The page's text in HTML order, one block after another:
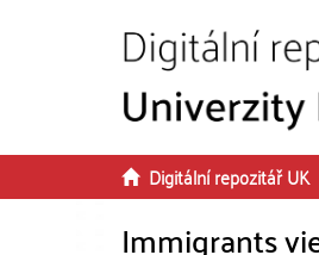
Digitální repozitář UK
Immigrants